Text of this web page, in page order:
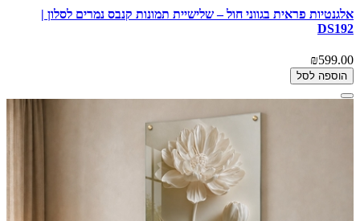
אלגנטיות פראית בגווני חול – שלישיית תמונות קנבס נמרים לסלון |
DS192
₪599.00
הוספה לסל